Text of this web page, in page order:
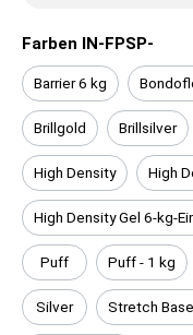
Farben IN-FPSP-
Barrier 6 kg
Brillgold Brillsilver
High Density High
High Density Gel 6-kg-
Puff Puff - 1 kg
Silver Stretch